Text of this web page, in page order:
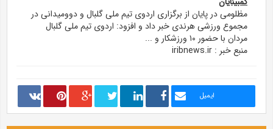
مظلومی در پایان از برگزاری اردوی تیم ملی گلبال و دوومیدانی در
مجموع ورزشی هرندی خبر داد و افزود: اردوی تیم ملی گلبال
مردان با حضور ۱۰ ورزشکار و ...
منبع خبر : iribnews.ir
ایمیل